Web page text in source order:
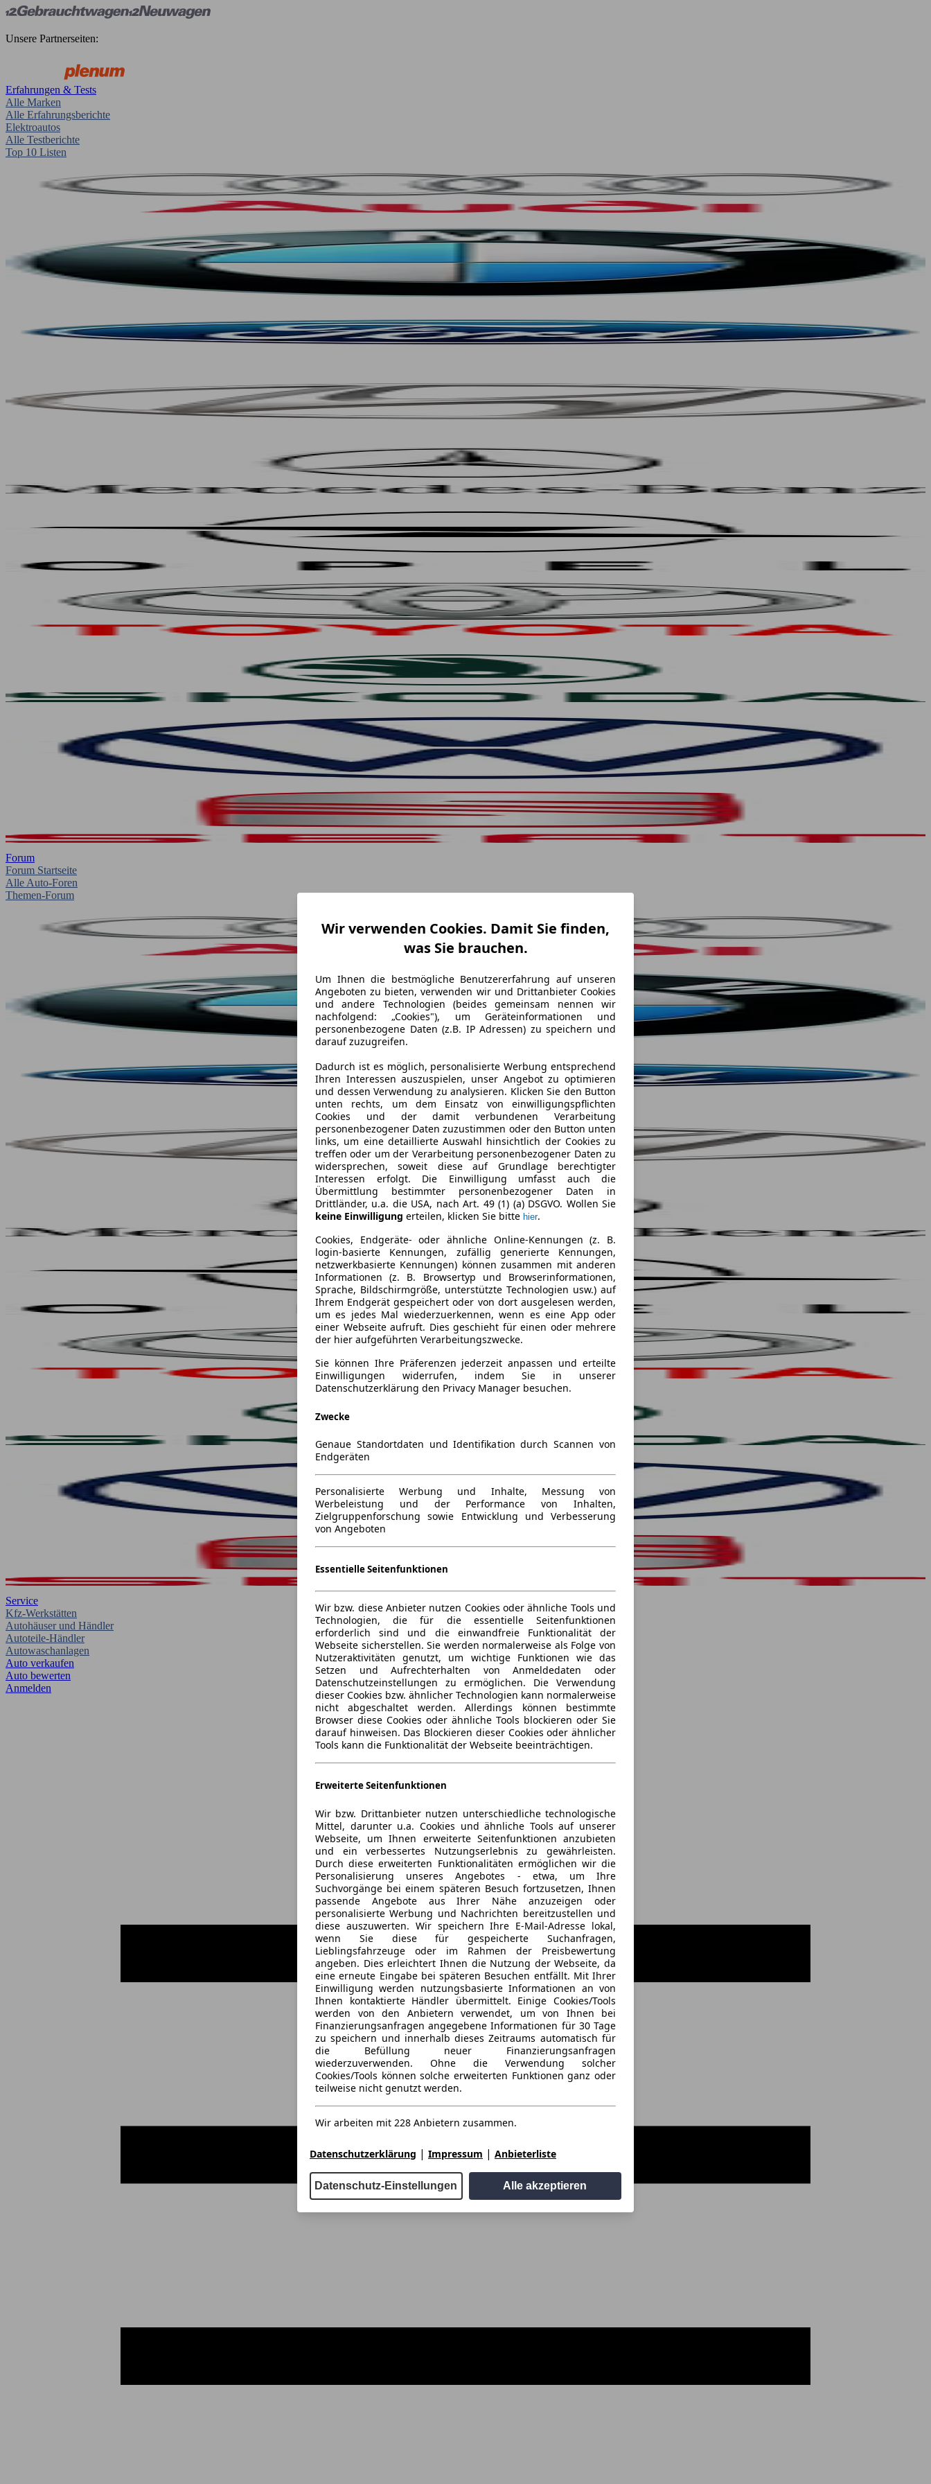
Unsere Partnerseiten:
Erfahrungen & Tests
Alle Marken
Alle Erfahrungsberichte
Elektroautos
Alle Testberichte
Top 10 Listen
Forum
Forum Startseite
Alle Auto-Foren
Themen-Forum
Service
Kfz-Werkstätten
Autohäuser und Händler
Autoteile-Händler
Autowaschanlagen
Auto verkaufen
Auto bewerten
Anmelden
Wir verwenden Cookies. Damit Sie finden,
was Sie brauchen.
Um Ihnen die bestmögliche Benutzererfahrung auf unseren
Angeboten zu bieten, verwenden wir und Drittanbieter Cookies
und andere Technologien (beides gemeinsam nennen wir
nachfolgend: „Cookies"), um Geräteinformationen und
personenbezogene Daten (z.B. IP Adressen) zu speichern und
darauf zuzugreifen.
Dadurch ist es möglich, personalisierte Werbung entsprechend
Ihren Interessen auszuspielen, unser Angebot zu optimieren
und dessen Verwendung zu analysieren. Klicken Sie den Button
unten rechts, um dem Einsatz von einwilligungspflichten
Cookies und der damit verbundenen Verarbeitung
personenbezogener Daten zuzustimmen oder den Button unten
links, um eine detaillierte Auswahl hinsichtlich der Cookies zu
treffen oder um der Verarbeitung personenbezogener Daten zu
widersprechen, soweit diese auf Grundlage berechtigter
Interessen erfolgt. Die Einwilligung umfasst auch die
Übermittlung bestimmter personenbezogener Daten in
Drittländer, u.a. die USA, nach Art. 49 (1) (a) DSGVO. Wollen Sie
keine Einwilligung erteilen, klicken Sie bitte hier.
Cookies, Endgeräte- oder ähnliche Online-Kennungen (z. B.
login-basierte Kennungen, zufällig generierte Kennungen,
netzwerkbasierte Kennungen) können zusammen mit anderen
Informationen (z. B. Browsertyp und Browserinformationen,
Sprache, Bildschirmgröße, unterstützte Technologien usw.) auf
Ihrem Endgerät gespeichert oder von dort ausgelesen werden,
um es jedes Mal wiederzuerkennen, wenn es eine App oder
einer Webseite aufruft. Dies geschieht für einen oder mehrere
der hier aufgeführten Verarbeitungszwecke.
Sie können Ihre Präferenzen jederzeit anpassen und erteilte
Einwilligungen widerrufen, indem Sie in unserer
Datenschutzerklärung den Privacy Manager besuchen.
Zwecke
Genaue Standortdaten und Identifikation durch Scannen von
Endgeräten
Personalisierte Werbung und Inhalte, Messung von
Werbeleistung und der Performance von Inhalten,
Zielgruppenforschung sowie Entwicklung und Verbesserung
von Angeboten
Essentielle Seitenfunktionen
Wir bzw. diese Anbieter nutzen Cookies oder ähnliche Tools und
Technologien, die für die essentielle Seitenfunktionen
erforderlich sind und die einwandfreie Funktionalität der
Webseite sicherstellen. Sie werden normalerweise als Folge von
Nutzeraktivitäten genutzt, um wichtige Funktionen wie das
Setzen und Aufrechterhalten von Anmeldedaten oder
Datenschutzeinstellungen zu ermöglichen. Die Verwendung
dieser Cookies bzw. ähnlicher Technologien kann normalerweise
nicht abgeschaltet werden. Allerdings können bestimmte
Browser diese Cookies oder ähnliche Tools blockieren oder Sie
darauf hinweisen. Das Blockieren dieser Cookies oder ähnlicher
Tools kann die Funktionalität der Webseite beeinträchtigen.
Erweiterte Seitenfunktionen
Wir bzw. Drittanbieter nutzen unterschiedliche technologische
Mittel, darunter u.a. Cookies und ähnliche Tools auf unserer
Webseite, um Ihnen erweiterte Seitenfunktionen anzubieten
und ein verbessertes Nutzungserlebnis zu gewährleisten.
Durch diese erweiterten Funktionalitäten ermöglichen wir die
Personalisierung unseres Angebotes - etwa, um Ihre
Suchvorgänge bei einem späteren Besuch fortzusetzen, Ihnen
passende Angebote aus Ihrer Nähe anzuzeigen oder
personalisierte Werbung und Nachrichten bereitzustellen und
diese auszuwerten. Wir speichern Ihre E-Mail-Adresse lokal,
wenn Sie diese für gespeicherte Suchanfragen,
Lieblingsfahrzeuge oder im Rahmen der Preisbewertung
angeben. Dies erleichtert Ihnen die Nutzung der Webseite, da
eine erneute Eingabe bei späteren Besuchen entfällt. Mit Ihrer
Einwilligung werden nutzungsbasierte Informationen an von
Ihnen kontaktierte Händler übermittelt. Einige Cookies/Tools
werden von den Anbietern verwendet, um von Ihnen bei
Finanzierungsanfragen angegebene Informationen für 30 Tage
zu speichern und innerhalb dieses Zeitraums automatisch für
die Befüllung neuer Finanzierungsanfragen
wiederzuverwenden. Ohne die Verwendung solcher
Cookies/Tools können solche erweiterten Funktionen ganz oder
teilweise nicht genutzt werden.
Wir arbeiten mit 228 Anbietern zusammen.
Datenschutzerklärung | Impressum | Anbieterliste
Datenschutz-Einstellungen Alle akzeptieren